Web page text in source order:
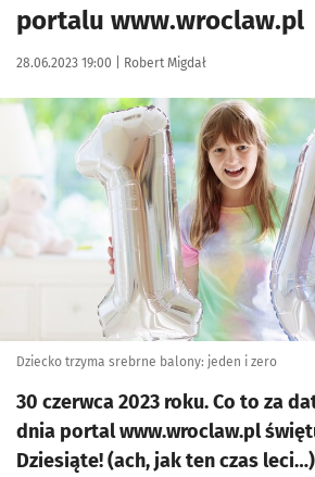
portalu www.wroclaw.pl
Data publikacji:
28.06.2023 19:00 | Autor:
Robert Migdał
Kliknij, aby powiększyć
Dziecko trzyma srebrne balony: jeden i zero
30 czerwca 2023 roku. Co to za
dnia portal www.wroclaw.pl
Dziesiąte! (ach, jak ten czas